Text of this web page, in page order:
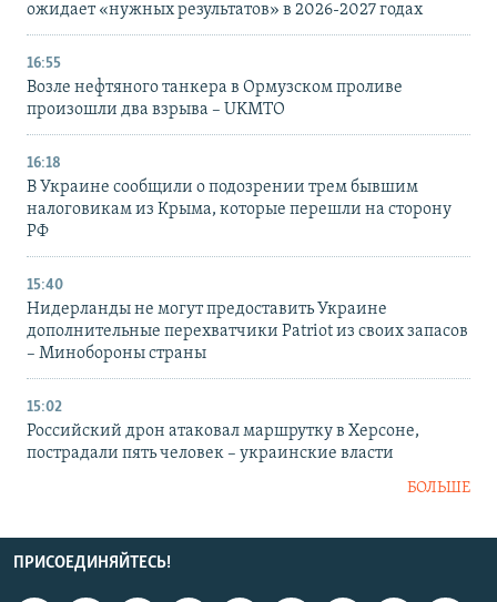
ожидает «нужных результатов» в 2026-2027 годах
16:55
Возле нефтяного танкера в Ормузском проливе
произошли два взрыва – UKMTO
16:18
В Украине сообщили о подозрении трем бывшим
налоговикам из Крыма, которые перешли на сторону
РФ
15:40
Нидерланды не могут предоставить Украине
дополнительные перехватчики Patriot из своих запасов
– Минобороны страны
15:02
Российский дрон атаковал маршрутку в Херсоне,
пострадали пять человек – украинские власти
БОЛЬШЕ
ПРИСОЕДИНЯЙТЕСЬ!